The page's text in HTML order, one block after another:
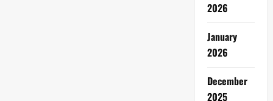
2026
January
2026
December
2025